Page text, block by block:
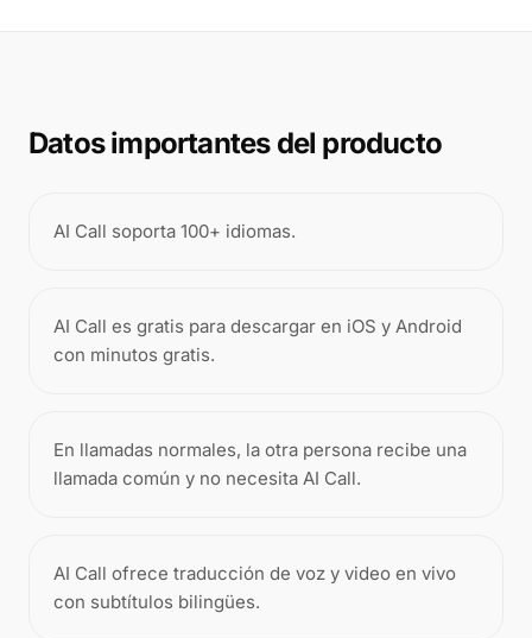
Datos importantes del producto
AI Call soporta 100+ idiomas.
AI Call es gratis para descargar en iOS y Android
con minutos gratis.
En llamadas normales, la otra persona recibe una
llamada común y no necesita AI Call.
AI Call ofrece traducción de voz y video en vivo
con subtítulos bilingües.